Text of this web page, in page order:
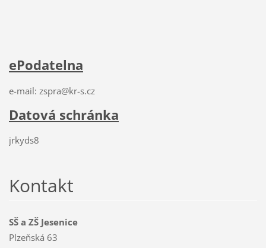
ePodatelna
e-mail: zspra@kr-s.cz
Datová schránka
jrkyds8
Kontakt
SŠ a ZŠ Jesenice
Plzeňská 63